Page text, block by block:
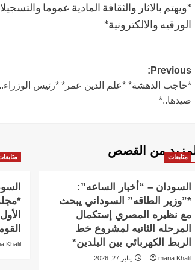
*ويهتم بالاثار والثقافة المادية عموما
الورقيه والالكترونية*
Post
navigation
Previous:
*حاجب الدهشة* *علم الدين عمر* *رئيس
صيدها..*
من القصص متابعات
السودان – “أخبار الساعه”:
*”وزير الطاقه” السوداني يبحث
مع نظيره المصري إستكمال
المرحله الثانيه لمشروع خط
الربط الكهربائي بين البلدين*
maria Khalil يناير 27, 2026
Khalil